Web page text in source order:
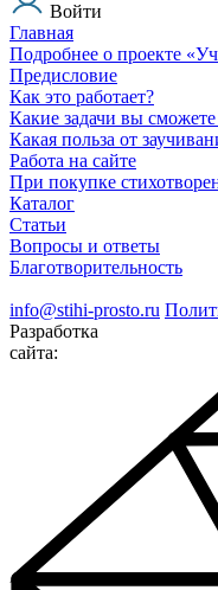
Войти
Главная
Подробнее о проекте
Предисловие
Как это работает?
Какие задачи вы
Какая польза от
Работа на сайте
При покупке
Каталог
Статьи
Вопросы и ответы
Благотворительность
info@stihi-prosto.ru
Разработка
сайта: